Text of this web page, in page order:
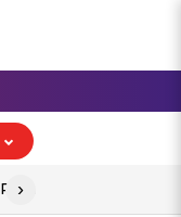
Perang As-Iran
›